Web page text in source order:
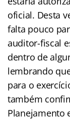
oficial. Desta
falta pouco
auditor-fiscal
dentro de
lembrando
para o
também
Planejamento